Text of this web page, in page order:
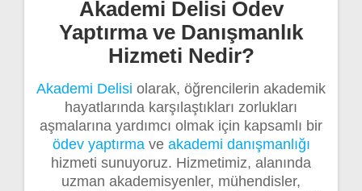
Akademi Delisi Ödev
Yaptırma ve Danışmanlık
Hizmeti Nedir?
Akademi Delisi olarak, öğrencilerin akademik
hayatlarında karşılaştıkları zorlukları
aşmalarına yardımcı olmak için kapsamlı bir
ödev yaptırmave akademi danışmanlığı
hizmeti sunuyoruz. Hizmetimiz, alanında
uzman akademisyenler, mühendisler,